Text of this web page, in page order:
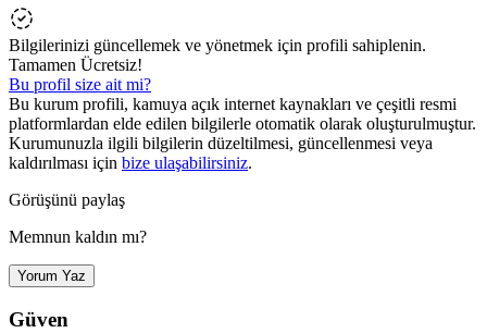
Bilgilerinizi güncellemek ve yönetmek için profili sahiplenin.
Tamamen Ücretsiz!
Bu profil size ait mi?
Bu kurum profili, kamuya açık internet kaynakları ve çeşitli resmi
platformlardan elde edilen bilgilerle otomatik olarak oluşturulmuştur.
Kurumunuzla ilgili bilgilerin düzeltilmesi, güncellenmesi veya
kaldırılması için bize ulaşabilirsiniz.
Görüşünü paylaş
Memnun kaldın mı?
Yorum Yaz
Güven